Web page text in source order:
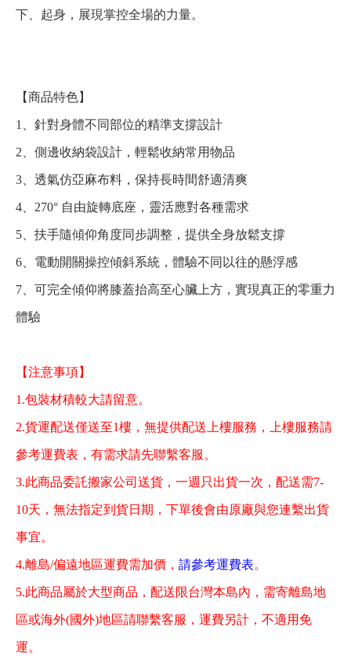
下、起身，展現掌控全場的力量。
【商品特色】
1、針對身體不同部位的精準支撐設計
2、側邊收納袋設計，輕鬆收納常用物品
3、透氣仿亞麻布料，保持長時間舒適清爽
4、270° 自由旋轉底座，靈活應對各種需求
5、扶手隨傾仰角度同步調整，提供全身放鬆支撐
6、電動開關操控傾斜系統，體驗不同以往的懸浮感
7、可完全傾仰將膝蓋抬高至心臟上方，實現真正的零重力
體驗
【注意事項】
1.包裝材積較大請留意。
2.貨運配送僅送至1樓，無提供配送上樓服務，上樓服務請
參考運費表，有需求請先聯繫客服。
3.此商品委託搬家公司送貨，一週只出貨一次，配送需7-
10天，無法指定到貨日期，下單後會由原廠與您連繫出貨
事宜。
4.離島/偏遠地區運費需加價， 請參考運費表。
5.此商品屬於大型商品，配送限台灣本島內，需寄離島地
區或海外(國外)地區請聯繫客服，運費另計，不適用免
運。